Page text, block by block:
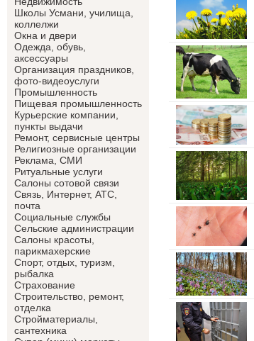
Школы Усмани, училища,
коллелжи
Окна и двери
Одежда, обувь,
аксессуары
Организация праздников,
фото-видеоуслуги
Промышленность
Пищевая промышленность
Курьерские компании,
пункты выдачи
Ремонт, сервисные центры
Религиозные организации
Реклама, СМИ
Ритуальные услуги
Салоны сотовой связи
Связь, Интернет, АТС,
почта
Социальные службы
Сельские администрации
Салоны красоты,
парикмахерские
Спорт, отдых, туризм,
рыбалка
Страхование
Строительство, ремонт,
отделка
Cтройматериалы,
сантехника